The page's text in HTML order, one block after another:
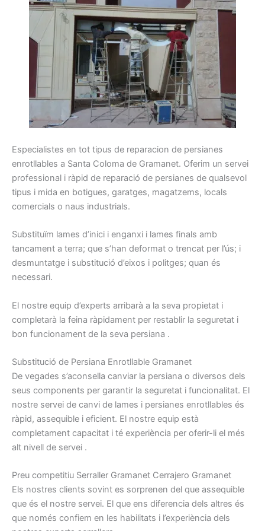
Especialistes en tot tipus de reparacion de persianes
enrotllables a Santa Coloma de Gramanet. Oferim un servei
professional i ràpid de reparació de persianes de qualsevol
tipus i mida en botigues, garatges, magatzems, locals
comercials o naus industrials.
Substituïm lames d’inici i enganxi i lames finals amb
tancament a terra; que s’han deformat o trencat per l’ús; i
desmuntatge i substitució d’eixos i politges; quan és
necessari.
El nostre equip d’experts arribarà a la seva propietat i
completarà la feina ràpidament per restablir la seguretat i
bon funcionament de la seva persiana .
Substitució de Persiana Enrotllable Gramanet
De vegades s’aconsella canviar la persiana o diversos dels
seus components per garantir la seguretat i funcionalitat. El
nostre servei de canvi de lames i persianes enrotllables és
ràpid, assequible i eficient. El nostre equip està
completament capacitat i té experiència per oferir-li el més
alt nivell de servei .
Preu competitiu Serraller Gramanet Cerrajero Gramanet
Els nostres clients sovint es sorprenen del que assequible
que és el nostre servei. El que ens diferencia dels altres és
que només confiem en les habilitats i l’experiència dels